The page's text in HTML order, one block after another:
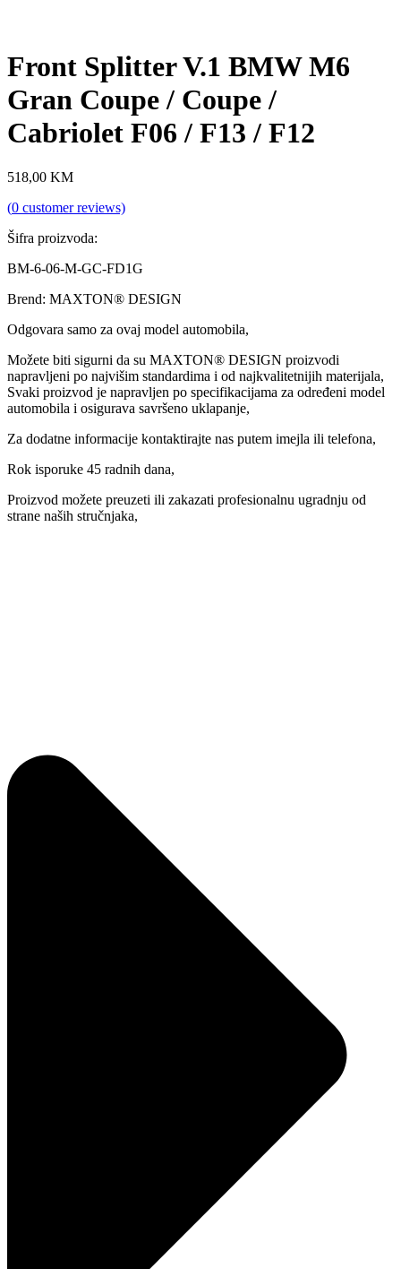
Front Splitter V.1 BMW M6
Gran Coupe / Coupe /
Cabriolet F06 / F13 / F12
518,00 KM
(0 customer reviews)
Šifra proizvoda:
BM-6-06-M-GC-FD1G
Brend: MAXTON® DESIGN
Odgovara samo za ovaj model automobila,
Možete biti sigurni da su MAXTON® DESIGN proizvodi
napravljeni po najvišim standardima i od najkvalitetnijih materijala,
Svaki proizvod je napravljen po specifikacijama za određeni model
automobila i osigurava savršeno uklapanje,
Za dodatne informacije kontaktirajte nas putem imejla ili telefona,
Rok isporuke 45 radnih dana,
Proizvod možete preuzeti ili zakazati profesionalnu ugradnju od
strane naših stručnjaka,